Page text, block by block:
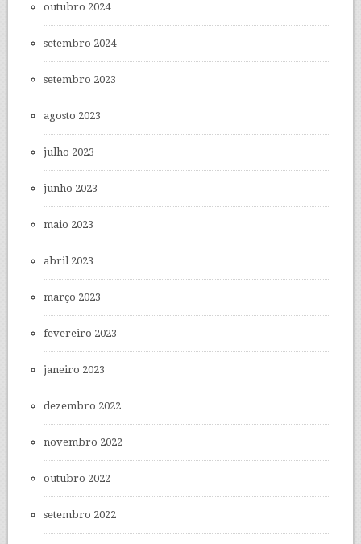
outubro 2024
setembro 2024
setembro 2023
agosto 2023
julho 2023
junho 2023
maio 2023
abril 2023
março 2023
fevereiro 2023
janeiro 2023
dezembro 2022
novembro 2022
outubro 2022
setembro 2022